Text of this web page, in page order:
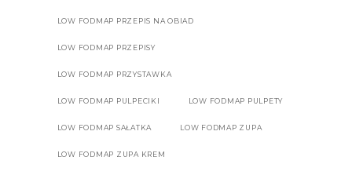
LOW FODMAP PRZEPIS NA OBIAD
LOW FODMAP PRZEPISY
LOW FODMAP PRZYSTAWKA
LOW FODMAP PULPECIKI LOW FODMAP PULPETY
LOW FODMAP SAŁATKA LOW FODMAP ZUPA
LOW FODMAP ZUPA KREM